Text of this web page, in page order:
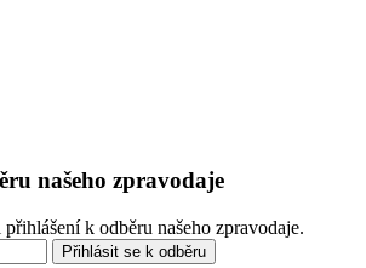
našeho zpravodaje
k odběru našeho zpravodaje.
Přihlásit se k odběru